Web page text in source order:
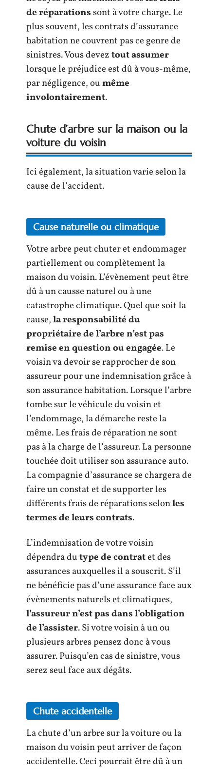
de réparationssont à votre charge. Le
plus souvent, les contrats d’assurance
habitation ne couvrent pas ce genre de
sinistres. Vous deveztout assumer
lorsque le préjudice est dû à vous-même,
par négligence, oumême
involontairement.
Chute d’arbre sur la maison ou la
voiture du voisin
Ici également, la situation varie selon la
cause de l’accident.
Cause naturelle ou climatique
Votre arbre peut chuter et endommager
partiellement ou complètement la
maison du voisin. L’évènement peut être
dû à un causse naturel ou à une
catastrophe climatique. Quel que soit la
cause,la responsabilité du
propriétaire de l’arbre n’est pas
remise en question ou engagée. Le
voisin va devoir se rapprocher de son
assureur pour une indemnisation grâce à
son assurance habitation. Lorsque l’arbre
tombe sur le véhicule du voisin et
l’endommage, la démarche reste la
même. Les frais de réparation ne sont
pas à la charge de l’assureur. La personne
touchée doit utiliser son assurance auto.
La compagnie d’assurance se chargera de
faire un constat et de supporter les
différents frais de réparations selonles
termes de leurs contrats.
L’indemnisation de votre voisin
dépendra dutype de contratet des
assurances auxquelles il a souscrit. S’il
ne bénéficie pas d’une assurance face aux
évènements naturels et climatiques,
l’assureur n’est pas dans l’obligation
de l’assister. Si votre voisin à un ou
plusieurs arbres pensez donc à vous
assurer. Puisqu’en cas de sinistre, vous
serez seul face aux dégâts.
Chute accidentelle
La chute d’un arbre sur la voiture ou la
maison du voisin peut arriver de façon
accidentelle. Ceci pourrait être dû à un